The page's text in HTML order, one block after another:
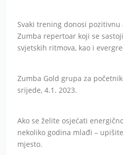
Svaki trening donosi
Zumba repertoar koji se
svjetskih ritmova, kao i
Zumba Gold grupa za
srijede, 4.1. 2023.
Ako se želite osjećati
nekoliko godina mlađi –
mjesto.